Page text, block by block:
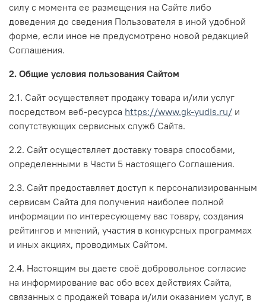
силу с момента ее размещения на Сайте либо
доведения до сведения Пользователя в иной удобной
форме, если иное не предусмотрено новой редакцией
Соглашения.
2. Общие условия пользования Сайтом
2.1. Сайт осуществляет продажу товара и/или услуг
посредством веб-ресурса https://www.gk-yudis.ru/ и
сопутствующих сервисных служб Сайта.
2.2. Сайт осуществляет доставку товара способами,
определенными в Части 5 настоящего Соглашения.
2.3. Сайт предоставляет доступ к персонализированным
сервисам Сайта для получения наиболее полной
информации по интересующему вас товару, создания
рейтингов и мнений, участия в конкурсных программах
и иных акциях, проводимых Сайтом.
2.4. Настоящим вы даете своё добровольное согласие
на информирование вас обо всех действиях Сайта,
связанных с продажей товара и/или оказанием услуг, в